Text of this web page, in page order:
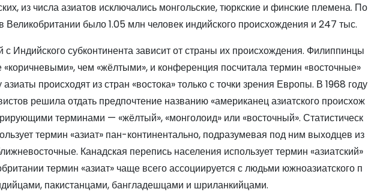
из числа азиатов исключались монгольские, тюркские и финские племена. По
Великобритании было 1.05 млн человек индийского происхождения и 247 тыс.
Индийского субконтинента зависит от страны их происхождения. Филиппинцы
«коричневыми», чем «жёлтыми», и конференция посчитала термин «восточные»
происходят из стран «востока» только с точки зрения Европы. В 1968 году
решила отдать предпочтение названию «американец азиатского происхож
терминами — «жёлтый», «монголоид» или «восточный». Статистическ
термин «азиат» пан-континентально, подразумевая под ним выходцев из
Канадская перепись населения использует термин «азиатский»
термин «азиат» чаще всего ассоциируется с людьми южноазиатского п
пакистанцами, бангладешцами и шриланкийцами.